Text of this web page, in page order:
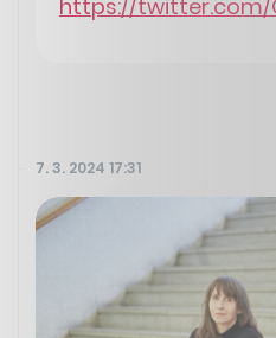
https://twitter.com/
7. 3. 2024 17:31